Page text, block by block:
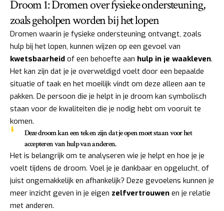
Droom 1: Dromen over fysieke ondersteuning,
zoals geholpen worden bij het lopen
Dromen waarin je fysieke ondersteuning ontvangt, zoals
hulp bij het lopen, kunnen wijzen op een gevoel van
kwetsbaarheid of een behoefte aan hulp in je waakleven.
Het kan zijn dat je je overweldigd voelt door een bepaalde
situatie of taak en het moeilijk vindt om deze alleen aan te
pakken. De persoon die je helpt in je droom kan symbolisch
staan voor de kwaliteiten die je nodig hebt om vooruit te
komen.
Deze droom kan een teken zijn dat je open moet staan voor het
accepteren van hulp van anderen.
Het is belangrijk om te analyseren wie je helpt en hoe je je
voelt tijdens de droom. Voel je je dankbaar en opgelucht, of
juist ongemakkelijk en afhankelijk? Deze gevoelens kunnen je
meer inzicht geven in je eigen zelfvertrouwen en je relatie
met anderen.